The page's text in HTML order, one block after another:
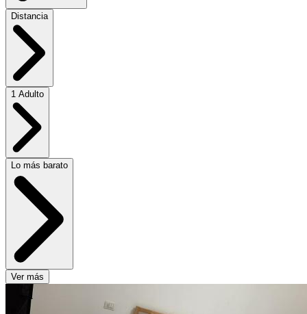
Distancia
1 Adulto
Lo más barato
Ver más